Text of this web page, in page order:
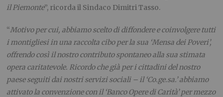
il Piemonte”, ricorda il Sindaco Dimitri Tasso.
“Motivo per cui, abbiamo scelto di diffondere e coinvolgere tutti
i montigliesi in una raccolta cibo per la sua ‘Mensa dei Poveri’,
offrendo così il nostro contributo spontaneo alla sua stimata
opera caritatevole. Ricordo che già per i cittadini del nostro
paese seguiti dai nostri servizi sociali – il ‘Co.ge.sa.’ abbiamo
attivato la convenzione con il ‘Banco Opere di Carità’ per mezzo